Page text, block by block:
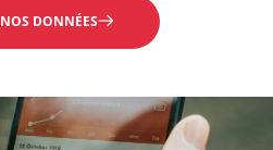
DONNÉES